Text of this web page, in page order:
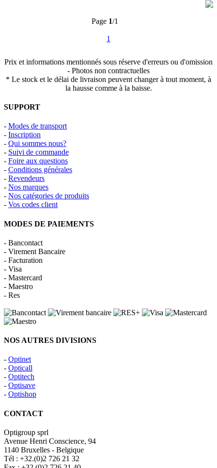
Page 1/1
1
Prix et informations mentionnés sous réserve d'erreurs ou d'omission
- Photos non contractuelles
* Le stock et le délai de livraison peuvent changer à tout moment, à
la hausse comme à la baisse.
SUPPORT
- Modes de transport
- Inscription
- Qui sommes nous?
- Suivi de commande
- Foire aux questions
- Conditions générales
- Revendeurs
- Nos marques
- Nos catégories de produits
- Vos codes client
MODES DE PAIEMENTS
- Bancontact
- Virement Bancaire
- Facturation
- Visa
- Mastercard
- Maestro
- Res
NOS AUTRES DIVISIONS
- Optinet
- Opticall
- Optitech
- Optisave
- Optishop
CONTACT
Optigroup sprl
Avenue Henri Conscience, 94
1140 Bruxelles - Belgique
Tél : +32.(0)2 726 21 32